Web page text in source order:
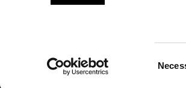
Copyright (C) 1968-2024 Profoto AB 無断複写・